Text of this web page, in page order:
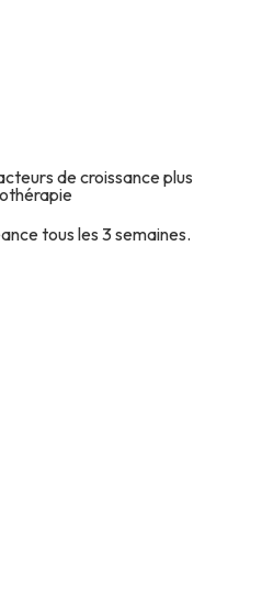
de croissance plus
tous les 3 semaines.